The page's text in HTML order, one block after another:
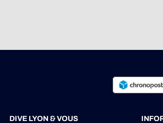
DIVE LYON & VOUS